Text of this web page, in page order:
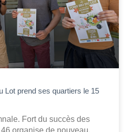
Lot prend ses quartiers le 15
Fort du succès des
organise de nouveau,